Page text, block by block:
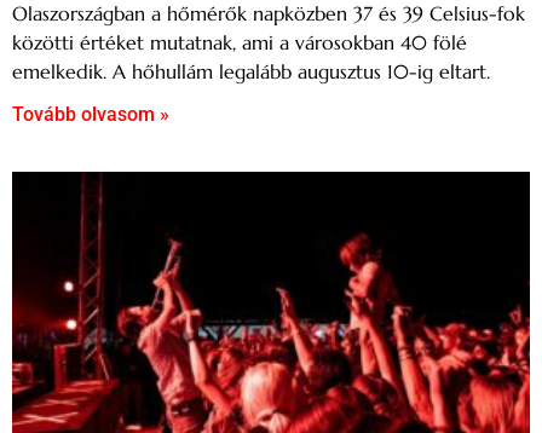
Olaszországban a hőmérők napközben 37 és 39 Celsius-fok
közötti értéket mutatnak, ami a városokban 40 fölé
emelkedik. A hőhullám legalább augusztus 10-ig eltart.
Tovább olvasom »